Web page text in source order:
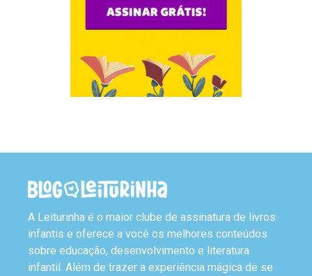
A Leiturinha é o maior clube de assinatura de livros
infantis e oferece a você os melhores conteúdos
sobre educação, desenvolvimento e literatura
infantil. Além de trazer a experiência mágica de se